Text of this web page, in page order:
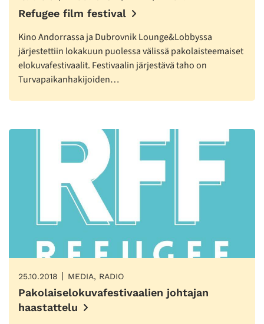
Refugee film festival
Kino Andorrassa ja Dubrovnik Lounge&Lobbyssa
järjestettiin lokakuun puolessa välissä pakolaisteemaiset
elokuvafestivaalit. Festivaalin järjestävä taho on
Turvapaikanhakijoiden…
25.10.2018 MEDIA, RADIO
Pakolaiselokuvafestivaalien johtajan
haastattelu